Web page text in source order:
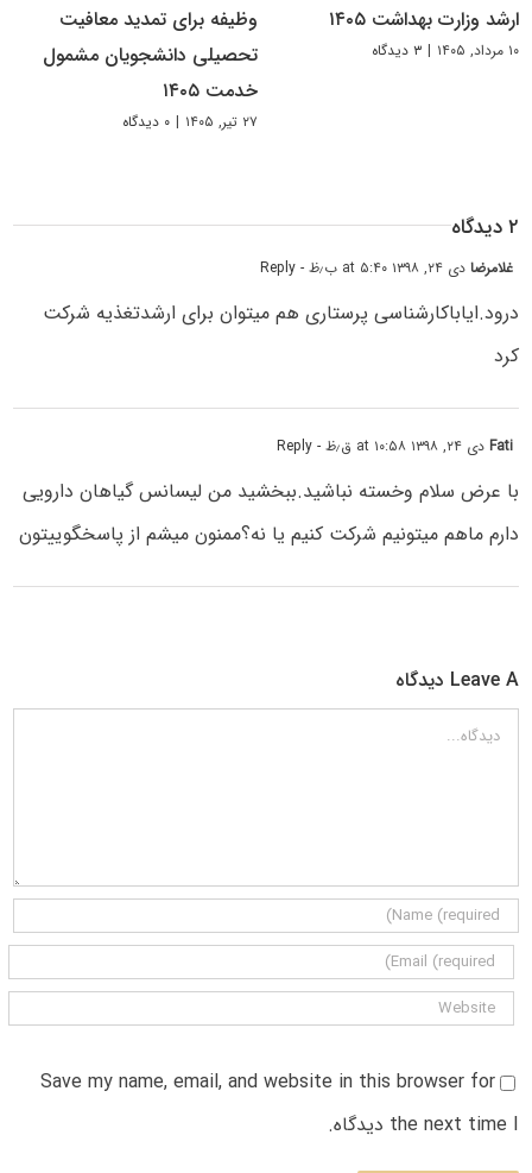
ارشد وزارت بهداشت ۱۴۰۵
۱۰ مرداد, ۱۴۰۵ | ۳ دیدگاه
وظیفه برای تمدید معافیت
تحصیلی دانشجویان مشمول
خدمت ۱۴۰۵
۲۷ تیر, ۱۴۰۵ | ۰ دیدگاه
۲ دیدگاه
غلامرضادی ۲۴, ۱۳۹۸ at ۵:۴۰ ب٫ظ - Reply
درود.ایاباکارشناسی پرستاری هم میتوان برای ارشدتغذیه شرکت
کرد
Fatiدی ۲۴, ۱۳۹۸ at ۱۰:۵۸ ق٫ظ - Reply
با عرض سلام وخسته نباشید.ببخشید من لیسانس گیاهان دارویی
دارم ماهم میتونیم شرکت کنیم یا نه؟ممنون میشم از پاسخگوییتون
Leave A دیدگاه
دیدگاه
Save my name, email, and website in this browser for
the next time I دیدگاه.